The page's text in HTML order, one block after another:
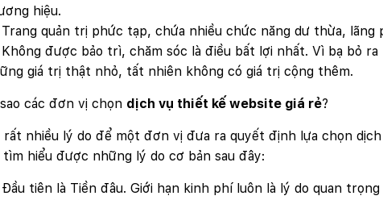
hiệu.
Trang quản trị phức tạp, chứa nhiều chức năng dư thừa, lãng
Không được bảo trì, chăm sóc là điều bất lợi nhất. Vì bạ bỏ
giá trị thật nhỏ, tất nhiên không có giá trị cộng thêm.
các đơn vị chọn dịch vụ thiết kế website giá rẻ?
rất nhiều lý do để một đơn vị đưa ra quyết định lựa chọn
tìm hiểu được những lý do cơ bản sau đây:
Đầu tiên là Tiền đâu. Giới hạn kinh phí luôn là lý do quan